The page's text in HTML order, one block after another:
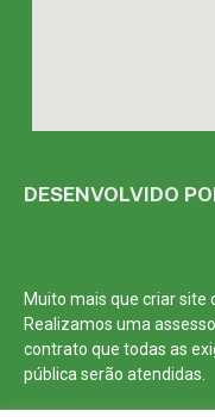
DESENVOLVIDO
Muito mais que criar site
Realizamos uma
contrato que todas as
públicaserão atendidas.